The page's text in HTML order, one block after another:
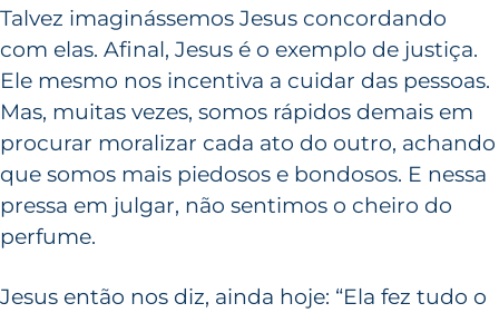
Talvez imaginássemos Jesus concordando
com elas. Afinal, Jesus é o exemplo de justiça.
Ele mesmo nos incentiva a cuidar das pessoas.
Mas, muitas vezes, somos rápidos demais em
procurar moralizar cada ato do outro, achando
que somos mais piedosos e bondosos. E nessa
pressa em julgar, não sentimos o cheiro do
perfume.
Jesus então nos diz, ainda hoje: “Ela fez tudo o